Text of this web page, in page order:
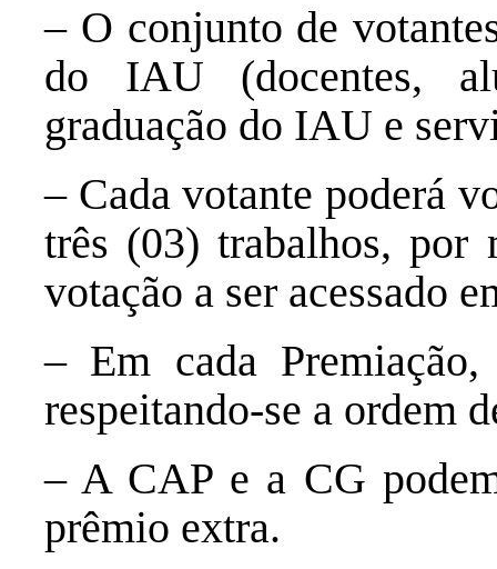
– O conjunto de
do IAU (docentes,
graduação do IAU e
– Cada votante poderá
três (03) trabalhos, por
votação a ser acessado
– Em cada
respeitando-se a ordem
– A CAP e a CG
prêmio extra.